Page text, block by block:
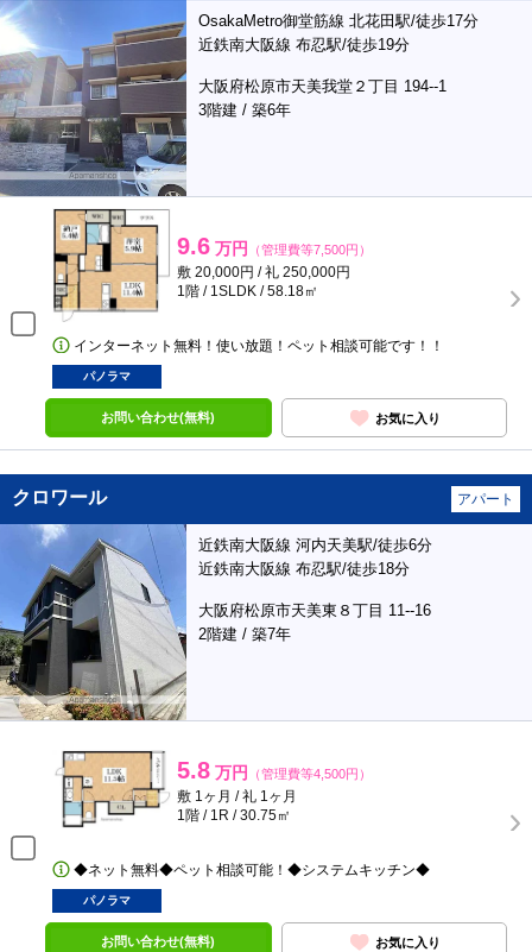
OsakaMetro御堂筋線 北花田駅/徒歩17分
近鉄南大阪線 布忍駅/徒歩19分
大阪府松原市天美我堂２丁目 194--1
3階建 / 築6年
9.6 万円 （管理費等7,500円）
敷 20,000円 / 礼 250,000円
1階 / 1SLDK / 58.18㎡
インターネット無料！使い放題！ペット相談可能です！！
パノラマ
お問い合わせ(無料) お気に入り
クロワール アパート
近鉄南大阪線 河内天美駅/徒歩6分
近鉄南大阪線 布忍駅/徒歩18分
大阪府松原市天美東８丁目 11--16
2階建 / 築7年
5.8 万円 （管理費等4,500円）
敷 1ヶ月 / 礼 1ヶ月
1階 / 1R / 30.75㎡
◆ネット無料◆ペット相談可能！◆システムキッチン◆
パノラマ
お問い合わせ(無料) お気に入り